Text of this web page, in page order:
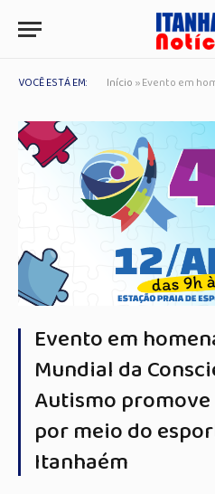
VOCÊ ESTÁ EM: Início »Evento em homenagem ao Dia
Evento em
Mundial da
Autismo
por meio do
Itanhaém